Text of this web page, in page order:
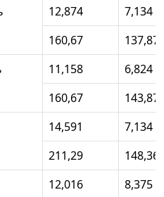
12,874
7,134
160,67
137,87
11,158
6,824
160,67
143,87
14,591
7,134
211,29
148,36
12,016
8,375